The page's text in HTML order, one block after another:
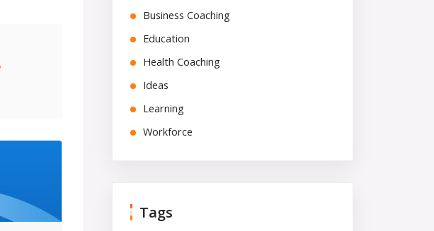
Business Coaching
Education
Health Coaching
Ideas
Learning
Workforce
Tags